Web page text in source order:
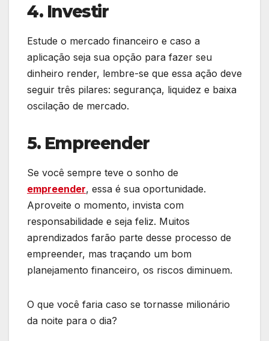
4. Investir
Estude o mercado financeiro e caso a
aplicação seja sua opção para fazer seu
dinheiro render, lembre-se que essa ação deve
seguir três pilares: segurança, liquidez e baixa
oscilação de mercado.
5. Empreender
Se você sempre teve o sonho de
empreender, essa é sua oportunidade.
Aproveite o momento, invista com
responsabilidade e seja feliz. Muitos
aprendizados farão parte desse processo de
empreender, mas traçando um bom
planejamento financeiro, os riscos diminuem.
O que você faria caso se tornasse milionário
da noite para o dia?